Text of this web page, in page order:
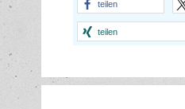
teilen
teilen